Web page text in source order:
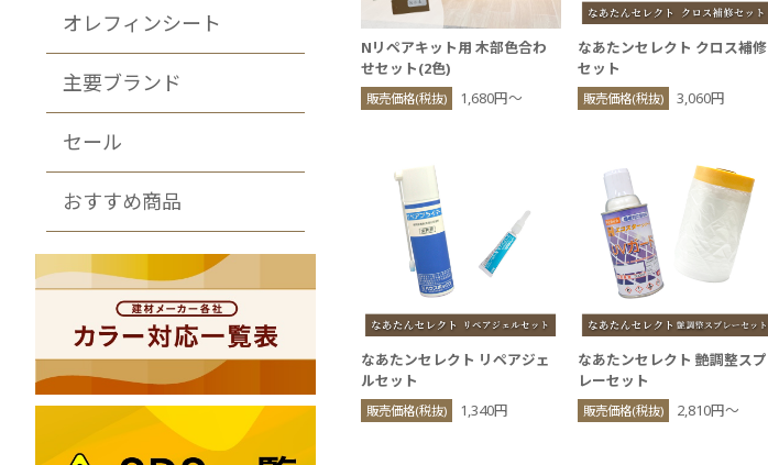
Nリペアキット用 木部色合わ
せセット(2色)
販売価格(税抜) 1,680円〜
なあたンセレクト クロス補修
セット
販売価格(税抜) 3,060円
なあたンセレクト リペアジェ
ルセット
販売価格(税抜) 1,340円
なあたンセレクト 艶調整スプ
レーセット
販売価格(税抜) 2,810円〜
オレフィンシート
主要ブランド
セール
おすすめ商品